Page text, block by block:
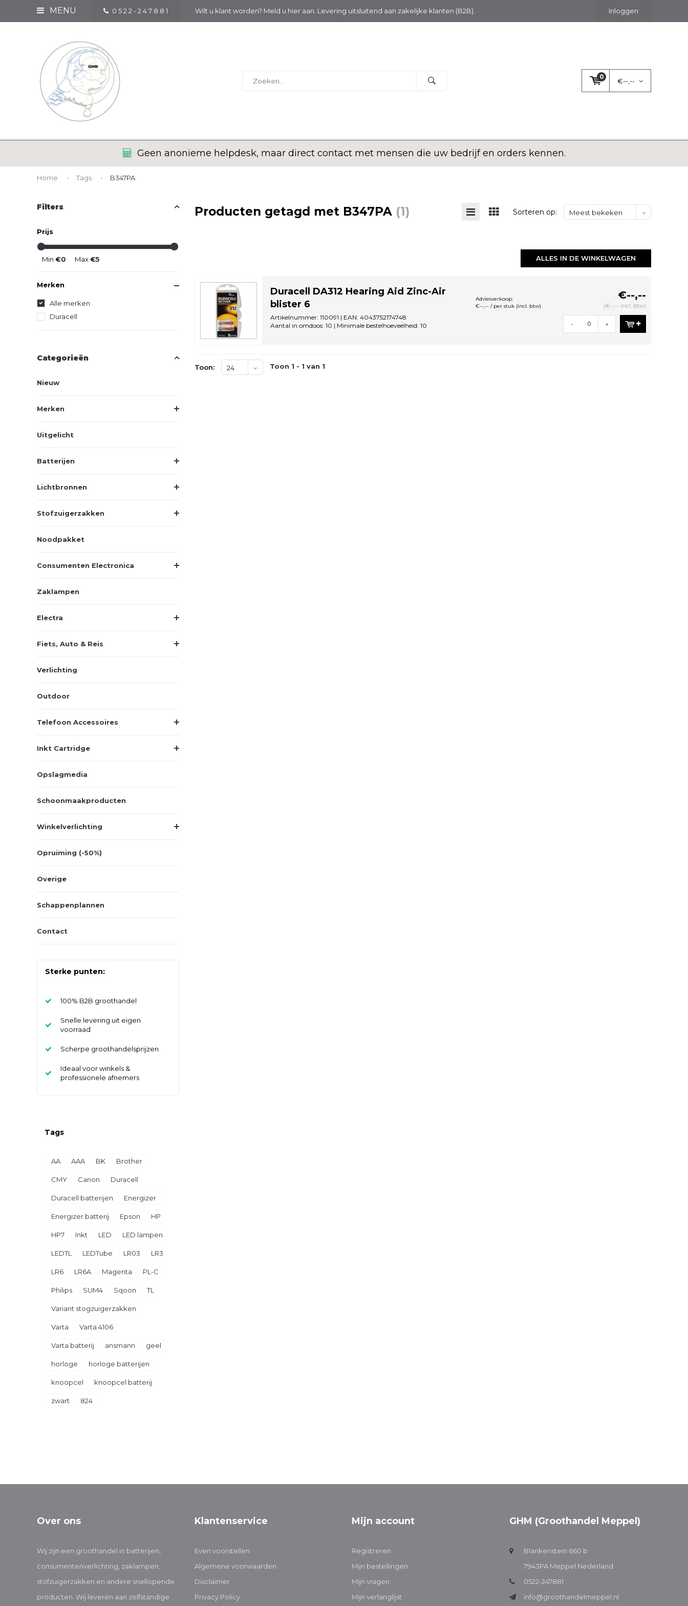
MENU 0 5 2 2 - 2 4 7 8 8 1 Wilt u klant worden? Meld u hier aan. Levering uitsluitend aan zakelijke klanten (B2B). Inloggen
0
€--,--
Geen anonieme helpdesk, maar direct contact met mensen die uw bedrijf en orders kennen.
Home Tags B347PA
Filters
Prijs
Min €0 Max€5
Merken
Alle merken
Duracell
Categorieën
Nieuw
Merken
Uitgelicht
Batterijen
Lichtbronnen
Stofzuigerzakken
Noodpakket
Consumenten Electronica
Zaklampen
Electra
Fiets, Auto & Reis
Verlichting
Outdoor
Telefoon Accessoires
Inkt Cartridge
Opslagmedia
Schoonmaakproducten
Winkelverlichting
Opruiming (-50%)
Overige
Schappenplannen
Contact
Sterke punten:
100% B2B groothandel
Snelle levering uit eigen
voorraad
Scherpe groothandelsprijzen
Ideaal voor winkels &
professionele afnemers
Tags
AA AAA BK Brother
CMY Canon Duracell
Duracell batterijen Energizer
Energizer batterij Epson HP
HP7 Inkt LED LED lampen
LEDTL LEDTube LR03 LR3
LR6 LR6A Magenta PL-C
Philips SUM4 Sqoon TL
Variant stogzuigerzakken
Varta Varta 4106
Varta batterij ansmann geel
horloge horloge batterijen
knoopcel knoopcel batterij
zwart 824
Producten getagd met B347PA (1) Sorteren op: Meest bekeken
ALLES IN DE WINKELWAGEN
Duracell DA312 Hearing Aid Zinc-Air
blister 6
Artikelnummer: 110091 | EAN: 4043752174748
Aantal in omdoos: 10 | Minimale bestelhoeveelheid: 10
€--,--
Adviesverkoop:
€--,-- / per stuk (incl. btw)
(€--,-- incl. btw)
- +
Toon: 24 Toon 1 - 1 van 1
Over ons
Wij zijn een groothandel in batterijen,
consumentenverlichting, zaklampen,
stofzuigerzakken en andere snellopende
producten. Wij leveren aan zelfstandige
Klantenservice
Even voorstellen
Algemene voorwaarden
Disclaimer
Privacy Policy
Mijn account
Registreren
Mijn bestellingen
Mijn vragen
Mijn verlanglijst
GHM (Groothandel Meppel)
Blankenstein 660 b
7943PA Meppel Nederland
0522-247881
info@groothandelmeppel.nl